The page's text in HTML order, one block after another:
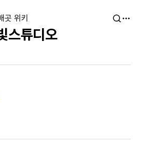
곳 위키
스튜디오